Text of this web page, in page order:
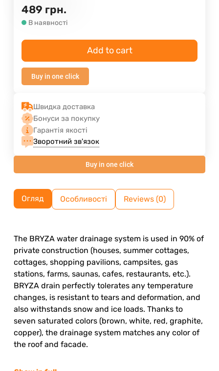
489 грн.
В наявності
Add to cart
Buy in one click
Швидка доставка
Бонуси за покупку
Гарантія якості
Зворотний зв'язок
Buy in one click
Огляд Особливості Reviews (0)
The BRYZA water drainage system is used in 90% of
private construction (houses, summer cottages,
cottages, shopping pavilions, campsites, gas
stations, farms, saunas, cafes, restaurants, etc.).
BRYZA drain perfectly tolerates any temperature
changes, is resistant to tears and deformation, and
also withstands snow and ice loads. Thanks to
seven saturated colors (brown, white, red, graphite,
copper), the drainage system matches any color of
the roof and facade.